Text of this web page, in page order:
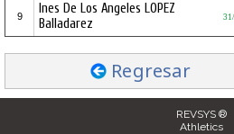
9
Ines De Los Angeles LOPEZ
Balladarez
Regresar
REVSYS ®
Athletics